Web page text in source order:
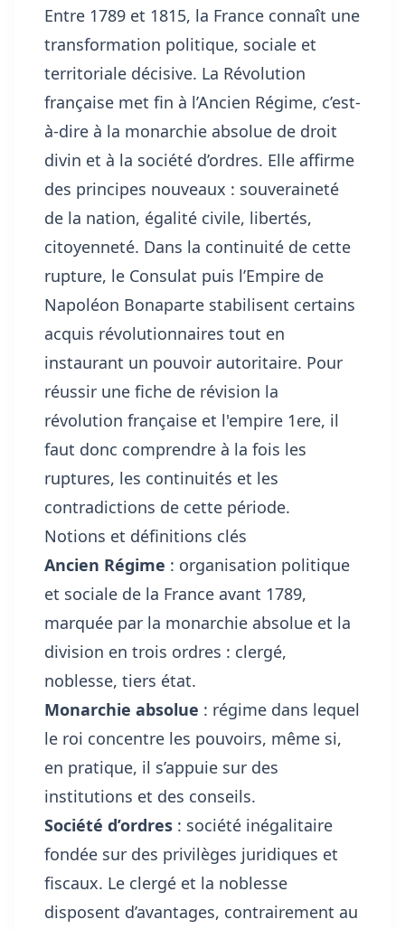
Entre 1789 et 1815, la France connaît une
transformation politique, sociale et
territoriale décisive. La Révolution
française met fin à l’Ancien Régime, c’est-
à-dire à la monarchie absolue de droit
divin et à la société d’ordres. Elle affirme
des principes nouveaux : souveraineté
de la nation, égalité civile, libertés,
citoyenneté. Dans la continuité de cette
rupture, le Consulat puis l’Empire de
Napoléon Bonaparte stabilisent certains
acquis révolutionnaires tout en
instaurant un pouvoir autoritaire. Pour
réussir une fiche de révision la
révolution française et l'empire 1ere, il
faut donc comprendre à la fois les
ruptures, les continuités et les
contradictions de cette période.
Notions et définitions clés
Ancien Régime : organisation politique
et sociale de la France avant 1789,
marquée par la monarchie absolue et la
division en trois ordres : clergé,
noblesse, tiers état.
Monarchie absolue : régime dans lequel
le roi concentre les pouvoirs, même si,
en pratique, il s’appuie sur des
institutions et des conseils.
Société d’ordres : société inégalitaire
fondée sur des privilèges juridiques et
fiscaux. Le clergé et la noblesse
disposent d’avantages, contrairement au